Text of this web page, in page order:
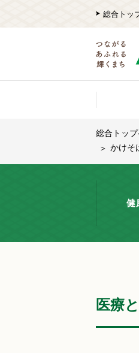
総合トッ
総合トッ
かけそ
健
医療